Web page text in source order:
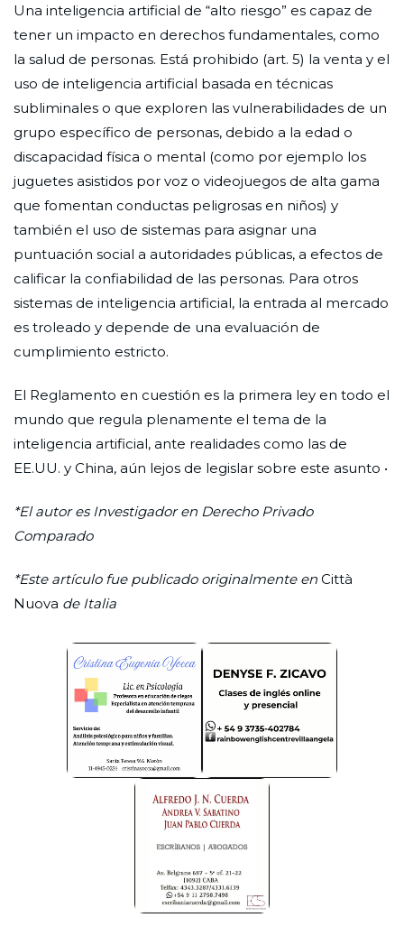
Una inteligencia artificial de “alto riesgo” es capaz de
tener un impacto en derechos fundamentales, como
la salud de personas. Está prohibido (art. 5) la venta y el
uso de inteligencia artificial basada en técnicas
subliminales o que exploren las vulnerabilidades de un
grupo específico de personas, debido a la edad o
discapacidad física o mental (como por ejemplo los
juguetes asistidos por voz o videojuegos de alta gama
que fomentan conductas peligrosas en niños) y
también el uso de sistemas para asignar una
puntuación social a autoridades públicas, a efectos de
calificar la confiabilidad de las personas. Para otros
sistemas de inteligencia artificial, la entrada al mercado
es troleado y depende de una evaluación de
cumplimiento estricto.
El Reglamento en cuestión es la primera ley en todo el
mundo que regula plenamente el tema de la
inteligencia artificial, ante realidades como las de
EE.UU. y China, aún lejos de legislar sobre este asunto •
*El autor es Investigador en Derecho Privado
Comparado
*Este artículo fue publicado originalmente en Città
Nuova de Italia